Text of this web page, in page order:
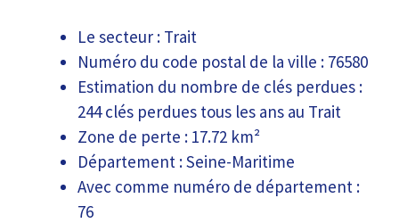
Le secteur : Trait
Numéro du code postal de la ville : 76580
Estimation du nombre de clés perdues :
244 clés perdues tous les ans au Trait
Zone de perte : 17.72 km²
Département : Seine-Maritime
Avec comme numéro de département :
76